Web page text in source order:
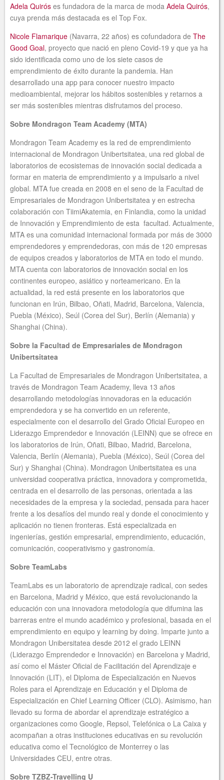
Adela Quirós es fundadora de la marca de moda Adela Quirós,
cuya prenda más destacada es el Top Fox.
Nicole Flamarique (Navarra, 22 años) es cofundadora de The
Good Goal, proyecto que nació en pleno Covid-19 y que ya ha
sido identificada como uno de los siete casos de
emprendimiento de éxito durante la pandemia. Han
desarrollado una app para conocer nuestro impacto
medioambiental, mejorar los hábitos sostenibles y retarnos a
ser más sostenibles mientras disfrutamos del proceso.
Sobre Mondragon Team Academy (MTA)
Mondragon Team Academy es la red de emprendimiento
internacional de Mondragon Unibertsitatea, una red global de
laboratorios de ecosistemas de innovación social dedicada a
formar en materia de emprendimiento y a impulsarlo a nivel
global. MTA fue creada en 2008 en el seno de la Facultad de
Empresariales de Mondragon Unibertsitatea y en estrecha
colaboración con TiimiAkatemia, en Finlandia, como la unidad
de Innovación y Emprendimiento de esta facultad. Actualmente,
MTA es una comunidad internacional formada por más de 3000
emprendedores y emprendedoras, con más de 120 empresas
de equipos creados y laboratorios de MTA en todo el mundo.
MTA cuenta con laboratorios de innovación social en los
continentes europeo, asiático y norteamericano. En la
actualidad, la red está presente en los laboratorios que
funcionan en Irún, Bilbao, Oñati, Madrid, Barcelona, Valencia,
Puebla (México), Seúl (Corea del Sur), Berlín (Alemania) y
Shanghai (China).
Sobre la Facultad de Empresariales de Mondragon
Unibertsitatea
La Facultad de Empresariales de Mondragon Unibertsitatea, a
través de Mondragon Team Academy, lleva 13 años
desarrollando metodologías innovadoras en la educación
emprendedora y se ha convertido en un referente,
especialmente con el desarrollo del Grado Oficial Europeo en
Liderazgo Emprendedor e Innovación (LEINN) que se ofrece en
los laboratorios de Irún, Oñati, Bilbao, Madrid, Barcelona,
Valencia, Berlín (Alemania), Puebla (México), Seúl (Corea del
Sur) y Shanghai (China). Mondragon Unibertsitatea es una
universidad cooperativa práctica, innovadora y comprometida,
centrada en el desarrollo de las personas, orientada a las
necesidades de la empresa y la sociedad, pensada para hacer
frente a los desafíos del mundo real y donde el conocimiento y
aplicación no tienen fronteras. Está especializada en
ingenierías, gestión empresarial, emprendimiento, educación,
comunicación, cooperativismo y gastronomía.
Sobre TeamLabs
TeamLabs es un laboratorio de aprendizaje radical, con sedes
en Barcelona, Madrid y México, que está revolucionando la
educación con una innovadora metodología que difumina las
barreras entre el mundo académico y profesional, basada en el
emprendimiento en equipo y learning by doing. Imparte junto a
Mondragon Unibersitatea desde 2012 el grado LEINN
(Liderazgo Emprendedor e Innovación) en Barcelona y Madrid,
así como el Máster Oficial de Facilitación del Aprendizaje e
Innovación (LIT), el Diploma de Especialización en Nuevos
Roles para el Aprendizaje en Educación y el Diploma de
Especialización en Chief Learning Officer (CLO). Asimismo, han
llevado su forma de abordar el aprendizaje estratégico a
organizaciones como Google, Repsol, Telefónica o La Caixa y
acompañan a otras instituciones educativas en su revolución
educativa como el Tecnológico de Monterrey o las
Universidades CEU, entre otras.
Sobre TZBZ-Travelling U